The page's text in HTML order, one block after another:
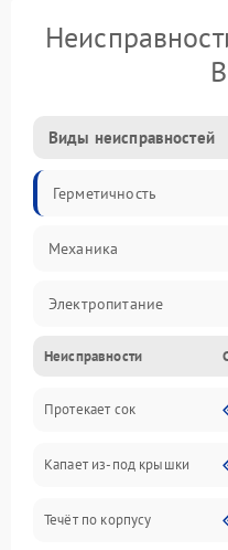
Виды неисправностей
Герметичность
Механика
Электропитание
Производительность
Неисправности
Протекает сок
Капает из-под крышки
Течёт по корпусу